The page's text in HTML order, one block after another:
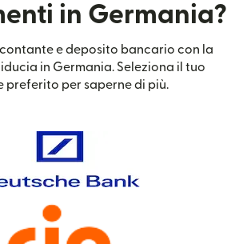
in Germania?
e deposito bancario con la
in Germania. Seleziona il tuo
preferito per saperne di più.